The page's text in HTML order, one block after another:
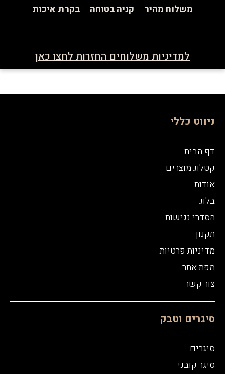
משלוח מהיר קניה בטוחה בקרת איכות
למדיניות משלוחים החזרות לחצו כאן
ניווט כללי
דף הבית
קטלוג מוצרים
אודות
בלוג
הסדרי נגישות
תקנון
מדיניות פרטיות
מפת אתר
צור קשר
סיגרים וטבק
סיגרים
סיגר קובני